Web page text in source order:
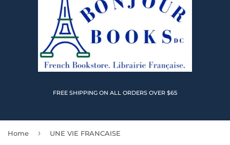
FREE SHIPPING ON ALL ORDERS OVER $65
Home › UNE VIE FRANCAISE